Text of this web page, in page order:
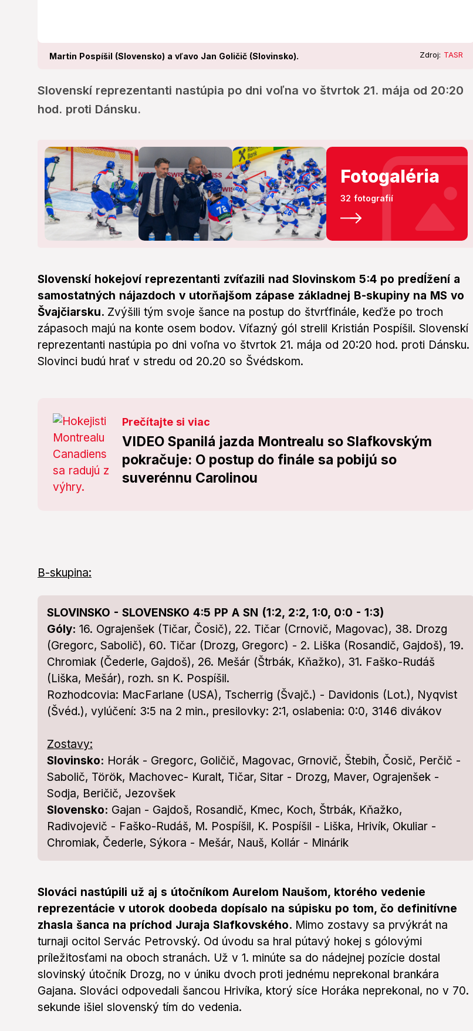
Martin Pospíšil (Slovensko) a vľavo Jan Goličič (Slovinsko). Zdroj: TASR
Slovenskí reprezentanti nastúpia po dni voľna vo štvrtok 21. mája od 20:20
hod. proti Dánsku.
Fotogaléria
32 fotografií
Slovenskí hokejoví reprezentanti zvíťazili nad Slovinskom 5:4 po predĺžení a
samostatných nájazdoch v utorňajšom zápase základnej B-skupiny na MS vo
Švajčiarsku. Zvýšili tým svoje šance na postup do štvrťfinále, keďže po troch
zápasoch majú na konte osem bodov. Víťazný gól strelil Kristián Pospíšil. Slovenskí
reprezentanti nastúpia po dni voľna vo štvrtok 21. mája od 20:20 hod. proti Dánsku.
Slovinci budú hrať v stredu od 20.20 so Švédskom.
Prečítajte si viac
VIDEO Spanilá jazda Montrealu so Slafkovským
pokračuje: O postup do finále sa pobijú so
suverénnu Carolinou
B-skupina:
SLOVINSKO - SLOVENSKO 4:5 PP A SN (1:2, 2:2, 1:0, 0:0 - 1:3)
Góly: 16. Ograjenšek (Tičar, Čosič), 22. Tičar (Crnovič, Magovac), 38. Drozg
(Gregorc, Sabolič), 60. Tičar (Drozg, Gregorc) - 2. Liška (Rosandič, Gajdoš), 19.
Chromiak (Čederle, Gajdoš), 26. Mešár (Štrbák, Kňažko), 31. Faško-Rudáš
(Liška, Mešár), rozh. sn K. Pospíšil.
Rozhodcovia: MacFarlane (USA), Tscherrig (Švajč.) - Davidonis (Lot.), Nyqvist
(Švéd.), vylúčení: 3:5 na 2 min., presilovky: 2:1, oslabenia: 0:0, 3146 divákov
Zostavy:
Slovinsko: Horák - Gregorc, Goličič, Magovac, Grnovič, Štebih, Čosič, Perčič -
Sabolič, Török, Machovec- Kuralt, Tičar, Sitar - Drozg, Maver, Ograjenšek -
Sodja, Beričič, Jezovšek
Slovensko: Gajan - Gajdoš, Rosandič, Kmec, Koch, Štrbák, Kňažko,
Radivojevič - Faško-Rudáš, M. Pospíšil, K. Pospíšil - Liška, Hrivík, Okuliar -
Chromiak, Čederle, Sýkora - Mešár, Nauš, Kollár - Minárik
Slováci nastúpili už aj s útočníkom Aurelom Naušom, ktorého vedenie
reprezentácie v utorok doobeda dopísalo na súpisku po tom, čo definitívne
zhasla šanca na príchod Juraja Slafkovského. Mimo zostavy sa prvýkrát na
turnaji ocitol Servác Petrovský. Od úvodu sa hral pútavý hokej s gólovými
príležitosťami na oboch stranách. Už v 1. minúte sa do nádejnej pozície dostal
slovinský útočník Drozg, no v úniku dvoch proti jednému neprekonal brankára
Gajana. Slováci odpovedali šancou Hrivíka, ktorý síce Horáka neprekonal, no v 70.
sekunde išiel slovenský tím do vedenia.